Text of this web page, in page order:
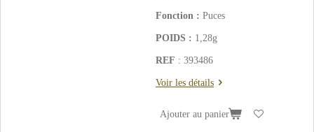
Fonction : Puces
POIDS : 1,28g
REF : 393486
Voir les détails
Ajouter au panier